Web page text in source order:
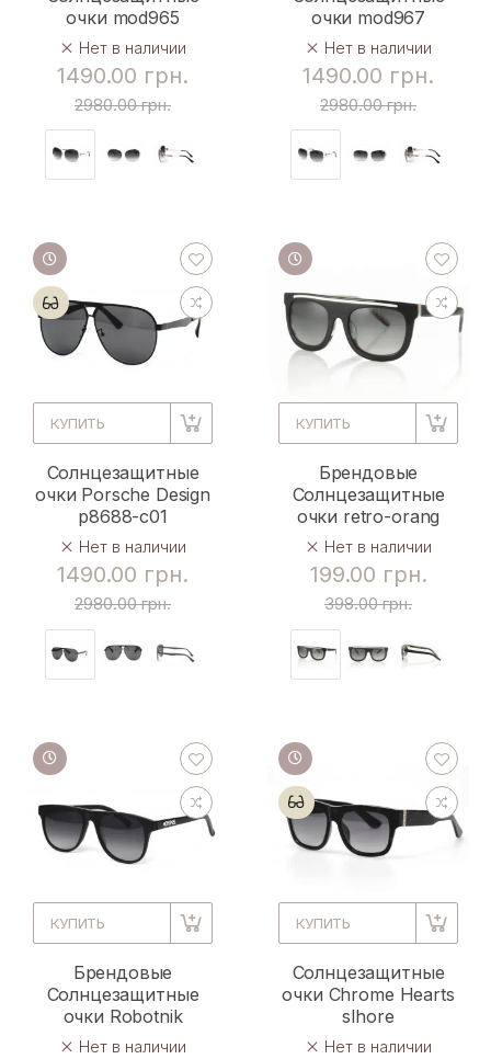
очки mod965
Нет в наличии
1490.00 грн.
2980.00 грн.
очки mod967
Нет в наличии
1490.00 грн.
2980.00 грн.
КУПИТЬ
Солнцезащитные
очки Porsche Design
p8688-c01
Нет в наличии
1490.00 грн.
2980.00 грн.
КУПИТЬ
Брендовые
Солнцезащитные
очки retro-orang
Нет в наличии
199.00 грн.
398.00 грн.
КУПИТЬ
Брендовые
Солнцезащитные
очки Robotnik
Нет в наличии
КУПИТЬ
Солнцезащитные
очки Chrome Hearts
slhore
Нет в наличии